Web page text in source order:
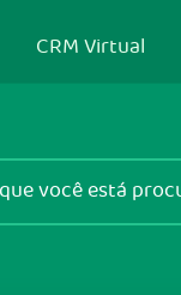
CRM Virtual